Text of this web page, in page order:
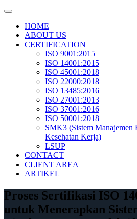
Skip
contentHOME
ABOUT US
CERTIFICATION
ISO 9001:2015
ISO 14001:2015
ISO 45001:2018
ISO 22000:2018
ISO 13485:2016
ISO 27001:2013
ISO 37001:2016
ISO 50001:2018
SMK3 (Sistem Manajemen
Kesehatan Kerja)
LSUP
CONTACT
CLIENT AREA
ARTIKEL
Proses Sertifikasi ISO
untuk Menerapkan